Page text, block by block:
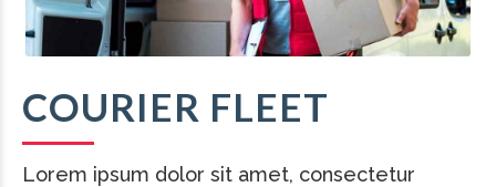
COURIER FLEET
Lorem ipsum dolor sit amet, consectetur